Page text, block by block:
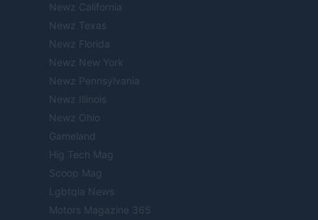
Newz California
Newz Texas
Newz Florida
Newz New York
Newz Pennsylvania
Newz Illinois
Newz Ohio
Gameland
Hig Tech Mag
Scoop Mag
Lgbtqia News
Motors Magazine 365